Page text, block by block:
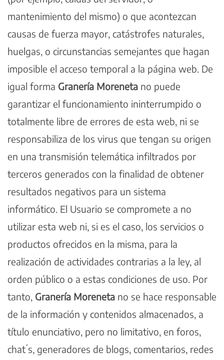
mantenimiento del mismo) o que acontezcan
causas de fuerza mayor, catástrofes naturales,
huelgas, o circunstancias semejantes que hagan
imposible el acceso temporal a la página web. De
igual forma Granería Moreneta no puede
garantizar el funcionamiento ininterrumpido o
totalmente libre de errores de esta web, ni se
responsabiliza de los virus que tengan su origen
en una transmisión telemática infiltrados por
terceros generados con la finalidad de obtener
resultados negativos para un sistema
informático. El Usuario se compromete a no
utilizar esta web ni, si es el caso, los servicios o
productos ofrecidos en la misma, para la
realización de actividades contrarias a la ley, al
orden público o a estas condiciones de uso. Por
tanto, Granería Moreneta no se hace responsable
de la información y contenidos almacenados, a
título enunciativo, pero no limitativo, en foros,
chat ́s, generadores de blogs, comentarios, redes